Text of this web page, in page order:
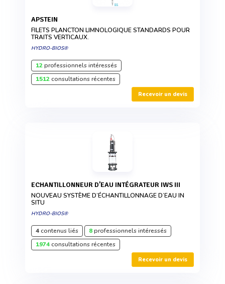
APSTEIN
FILETS PLANCTON LIMNOLOGIQUE STANDARDS POUR
TRAITS VERTICAUX.
HYDRO-BIOS®
12professionnels intéressés
1512consultations récentes
Recevoir un devis
ECHANTILLONNEUR D’EAU INTÉGRATEUR IWS III
NOUVEAU SYSTÈME D’ÉCHANTILLONNAGE D’EAU IN
SITU
HYDRO-BIOS®
4contenus liés 8professionnels intéressés
1974consultations récentes
Recevoir un devis